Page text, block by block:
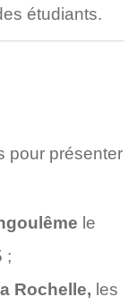
étudiants.
pour présenter
le
;
Rochelle, les